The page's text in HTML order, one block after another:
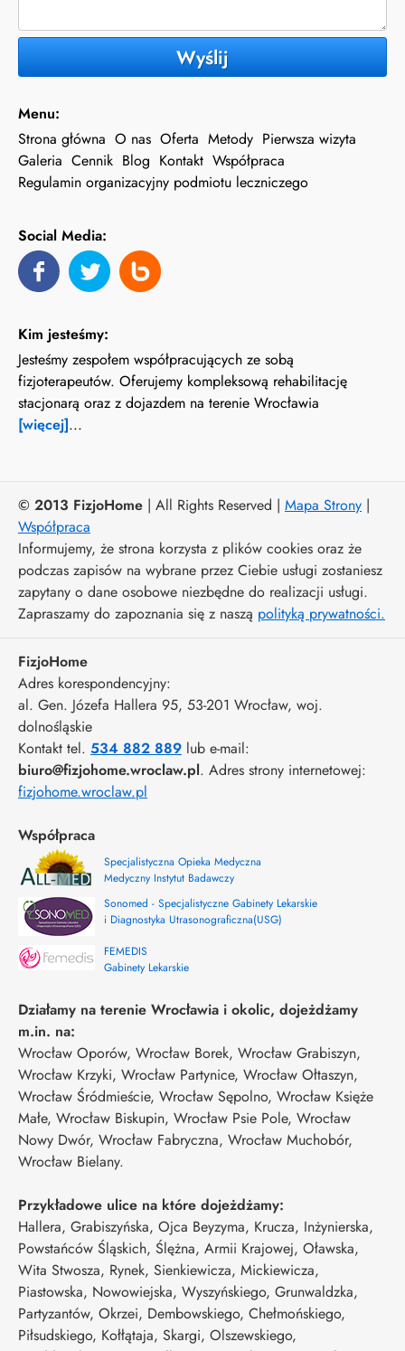
Wyślij
Menu:
Strona główna O nas Oferta Metody Pierwsza wizyta
Galeria Cennik Blog Kontakt Współpraca
Regulamin organizacyjny podmiotu leczniczego
Social Media:
Kim jesteśmy:
Jesteśmy zespołem współpracujących ze sobą
fizjoterapeutów. Oferujemy kompleksową rehabilitację
stacjonarą oraz z dojazdem na terenie Wrocławia
[więcej]...
© 2013 FizjoHome | All Rights Reserved | Mapa Strony |
Współpraca
Informujemy, że strona korzysta z plików cookies oraz że
podczas zapisów na wybrane przez Ciebie usługi zostaniesz
zapytany o dane osobowe niezbędne do realizacji usługi.
Zapraszamy do zapoznania się z naszą polityką prywatności.
FizjoHome
Adres korespondencyjny:
al. Gen. Józefa Hallera 95, 53-201 Wrocław, woj.
dolnośląskie
Kontakt tel. 534 882 889 lub e-mail:
biuro@fizjohome.wroclaw.pl. Adres strony internetowej:
fizjohome.wroclaw.pl
Współpraca
Specjalistyczna Opieka Medyczna
Medyczny Instytut Badawczy
Sonomed - Specjalistyczne Gabinety Lekarskie
i Diagnostyka Utrasonograficzna(USG)
FEMEDIS
Gabinety Lekarskie
Działamy na terenie Wrocławia i okolic, dojeżdżamy
m.in. na:
Wrocław Oporów, Wrocław Borek, Wrocław Grabiszyn,
Wrocław Krzyki, Wrocław Partynice, Wrocław Ołtaszyn,
Wrocław Śródmieście, Wrocław Sępolno, Wrocław Księże
Małe, Wrocław Biskupin, Wrocław Psie Pole, Wrocław
Nowy Dwór, Wrocław Fabryczna, Wrocław Muchobór,
Wrocław Bielany.
Przykładowe ulice na które dojeżdżamy:
Hallera, Grabiszyńska, Ojca Beyzyma, Krucza, Inżynierska,
Powstańców Śląskich, Ślężna, Armii Krajowej, Oławska,
Wita Stwosza, Rynek, Sienkiewicza, Mickiewicza,
Piastowska, Nowowiejska, Wyszyńskiego, Grunwaldzka,
Partyzantów, Okrzei, Dembowskiego, Chełmońskiego,
Piłsudskiego, Kołłątaja, Skargi, Olszewskiego,